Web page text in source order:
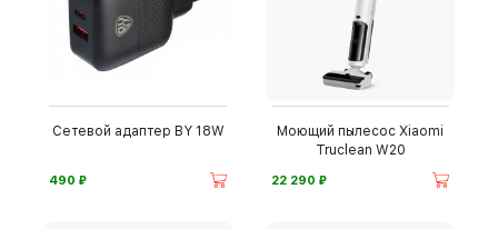
Сетевой адаптер BY 18W
490 ⃏
Моющий пылесос Xiaomi
Truclean W20
22 290 ⃏